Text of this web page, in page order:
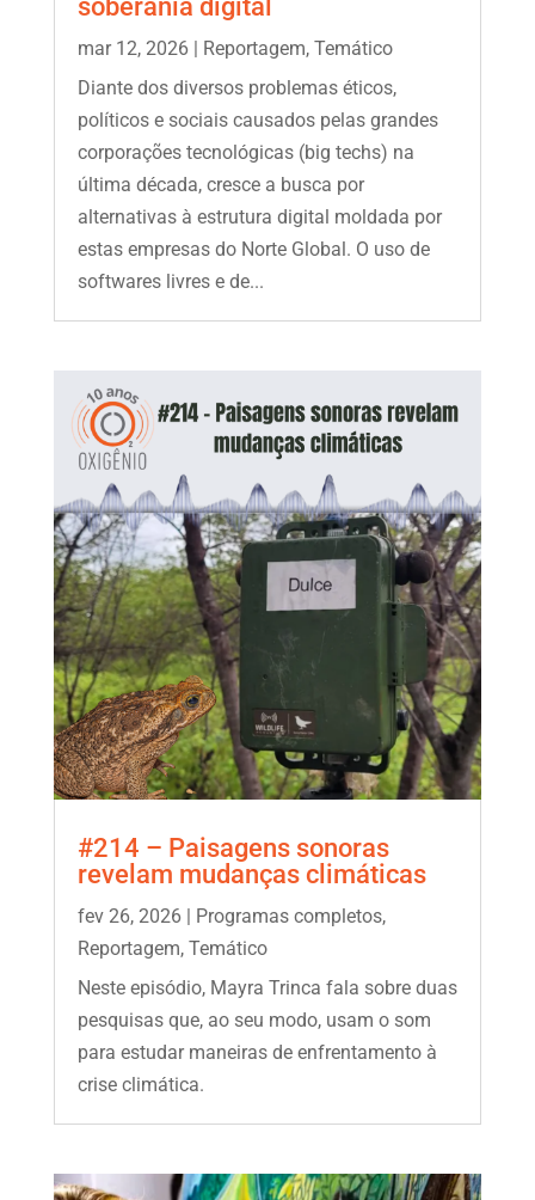
soberania digital
mar 12, 2026| Reportagem, Temático
Diante dos diversos problemas éticos,
políticos e sociais causados pelas grandes
corporações tecnológicas (big techs) na
última década, cresce a busca por
alternativas à estrutura digital moldada por
estas empresas do Norte Global. O uso de
softwares livres e de...
#214 – Paisagens sonoras
revelam mudanças climáticas
fev 26, 2026| Programas completos,
Reportagem, Temático
Neste episódio, Mayra Trinca fala sobre duas
pesquisas que, ao seu modo, usam o som
para estudar maneiras de enfrentamento à
crise climática.